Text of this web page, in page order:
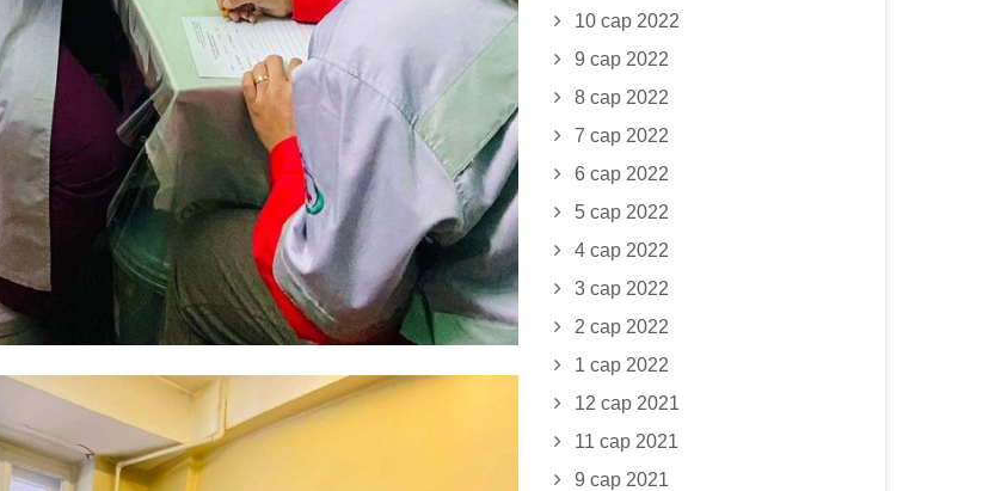
10 сар 2022
9 сар 2022
8 сар 2022
7 сар 2022
6 сар 2022
5 сар 2022
4 сар 2022
3 сар 2022
2 сар 2022
1 сар 2022
12 сар 2021
11 сар 2021
9 сар 2021